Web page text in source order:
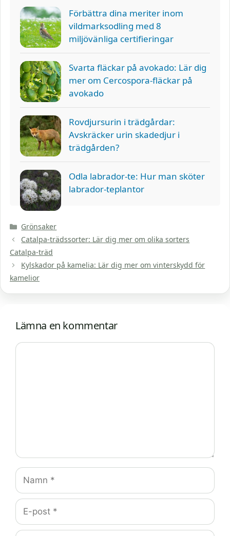
Förbättra dina meriter inom
vildmarksodling med 8
miljövänliga certifieringar
Svarta fläckar på avokado: Lär dig
mer om Cercospora-fläckar på
avokado
Rovdjursurin i trädgårdar:
Avskräcker urin skadedjur i
trädgården?
Odla labrador-te: Hur man sköter
labrador-teplantor
Kategorier
Grönsaker
Catalpa-trädssorter: Lär dig mer om olika sorters
Catalpa-träd
Kylskador på kamelia: Lär dig mer om vinterskydd för
kamelior
Lämna en kommentar
Kommentar
Namn
E-
post